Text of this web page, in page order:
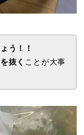
う！！
抜く ことが大事